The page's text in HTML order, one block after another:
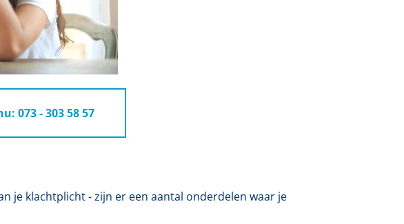
073 - 303 58 57
je klachtplicht - zijn er een aantal onderdelen waar je